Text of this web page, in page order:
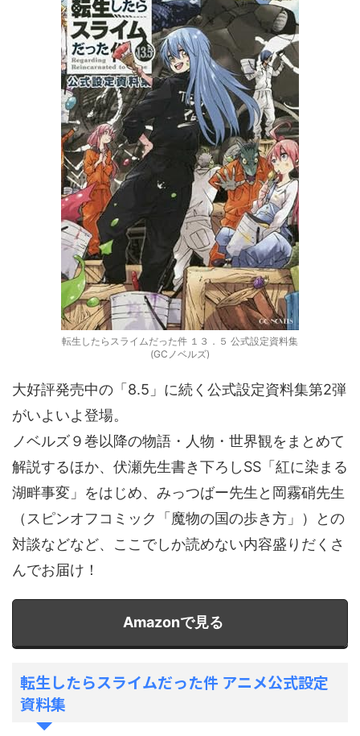
転生したらスライムだった件 １３．５ 公式設定資料集
(GCノベルズ)
大好評発売中の「8.5」に続く公式設定資料集第2弾
がいよいよ登場。
ノベルズ９巻以降の物語・人物・世界観をまとめて
解説するほか、伏瀬先生書き下ろしSS「紅に染まる
湖畔事変」をはじめ、みっつばー先生と岡霧硝先生
（スピンオフコミック「魔物の国の歩き方」）との
対談などなど、ここでしか読めない内容盛りだくさ
んでお届け！
Amazonで見る
転生したらスライムだった件 アニメ公式設定
資料集